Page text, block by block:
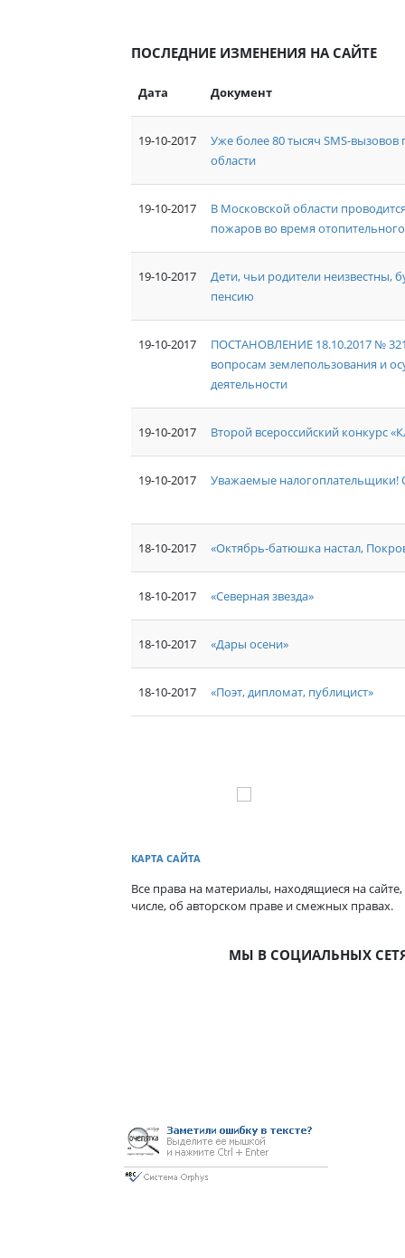
ПОСЛЕДНИЕ ИЗМЕНЕНИЯ НА САЙТЕ
Дата Документ
19-10-2017
Уже более 80 тысяч SMS-
области
19-10-2017
В Московской области
пожаров во время
19-10-2017
Дети, чьи родители неизвестны,
пенсию
19-10-2017
ПОСТАНОВЛЕНИЕ 18.10.2017 №
вопросам землепользования и
деятельности
19-10-2017 Второй всероссийский конкурс
19-10-2017 Уважаемые налогоплательщики!
18-10-2017 «Октябрь-батюшка настал,
18-10-2017 «Северная звезда»
18-10-2017 «Дары осени»
18-10-2017 «Поэт, дипломат, публицист»
КАРТА САЙТА
Все права на материалы, находящиеся на
числе, об авторском праве и смежных правах.
МЫ В СОЦИАЛЬНЫХ